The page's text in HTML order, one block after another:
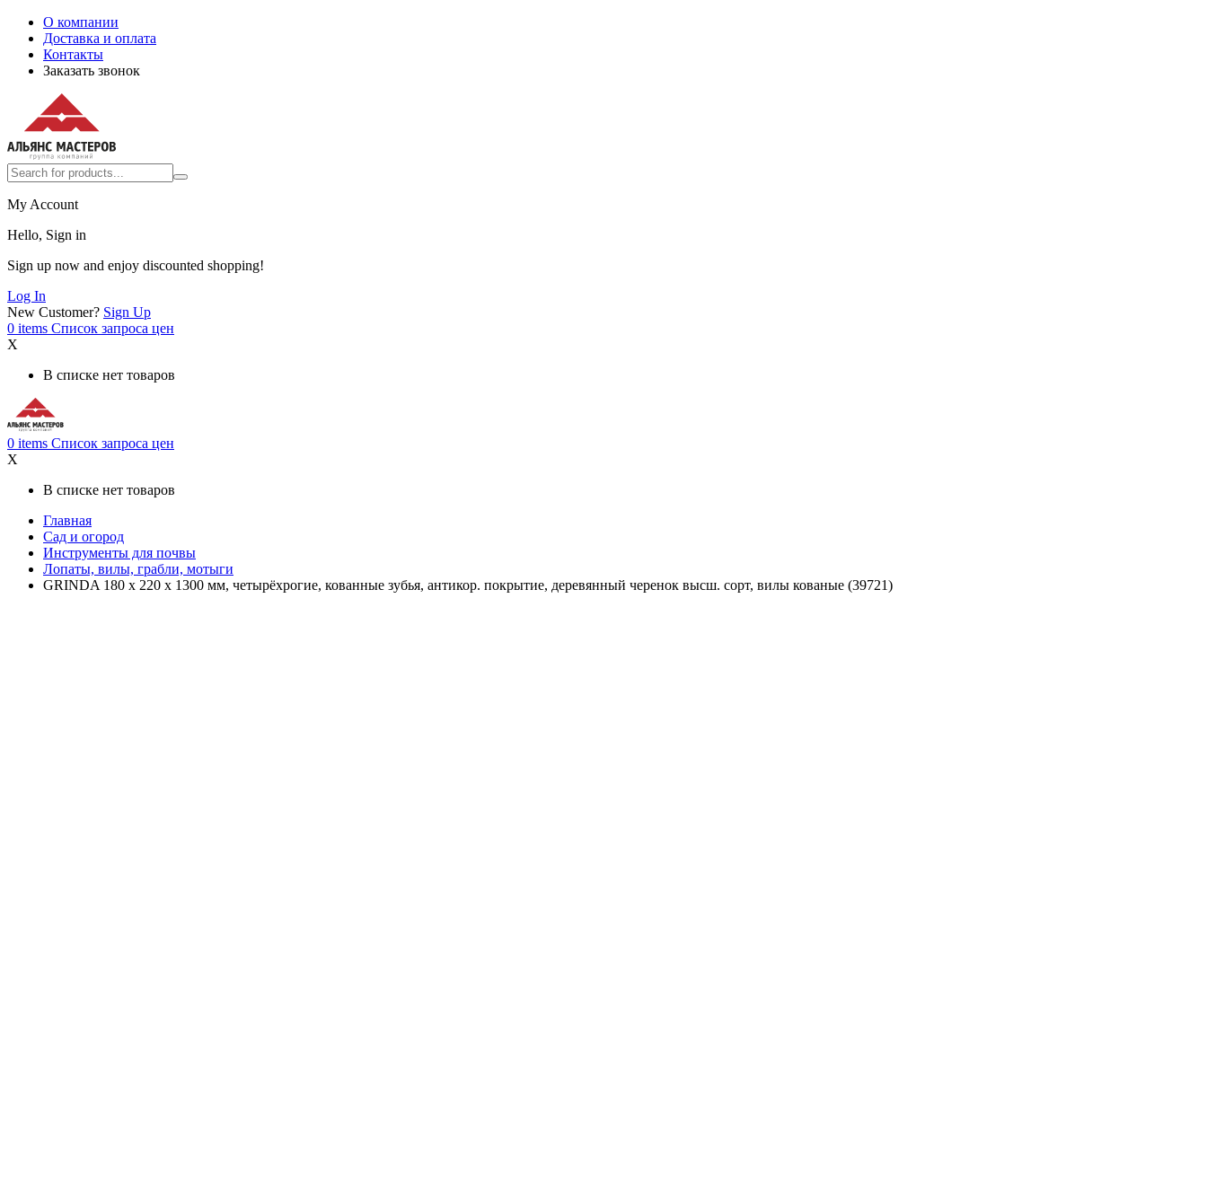
О компании
Доставка и оплата
Контакты
Заказать звонок
My Account
Hello, Sign in
Sign up now and enjoy discounted shopping!
Log In
New Customer? Sign Up
0 items Список запроса цен
X
В списке нет товаров
0 items Список запроса цен
X
В списке нет товаров
Главная
Сад и огород
Инструменты для почвы
Лопаты, вилы, грабли, мотыги
GRINDA 180 х 220 х 1300 мм, четырёхрогие, кованные зубья, антикор. покрытие, деревянный черенок высш. сорт, вилы кованые (39721)